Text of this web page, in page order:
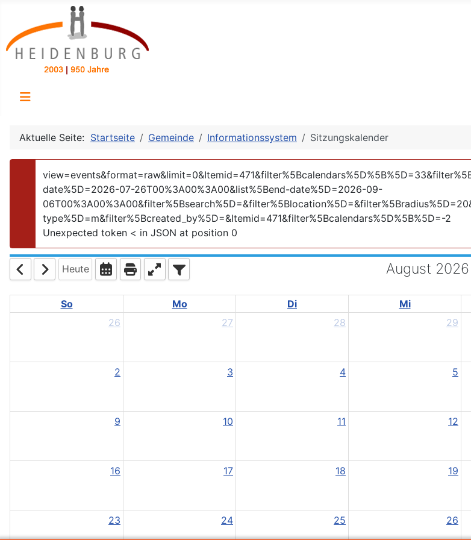
Aktuelle Seite: Startseite Gemeinde Informationssystem Sitzungskalender
Fehler
date%5D=2026-07-26T00%3A00%3A00&list%5Bend-date%5D=2026-09-
type%5D=m&filter%5Bcreated_by%5D=&Itemid=471&filter%5Bcalendars%5D%5B%5D=-2
Unexpected token < in JSON at position 0
Heute August 2026
So Mo Di Mi
26
27 28 29
2 3 4 5
9 10 11 12
16 17 18 19
23 24 25 26